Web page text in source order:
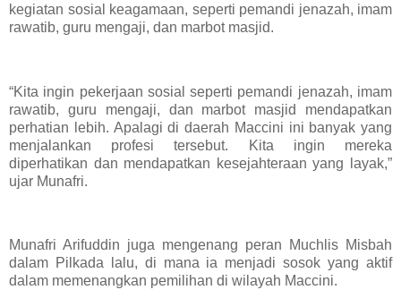
kegiatan sosial keagamaan, seperti pemandi jenazah, imam
rawatib, guru mengaji, dan marbot masjid.
“Kita ingin pekerjaan sosial seperti pemandi jenazah, imam
rawatib, guru mengaji, dan marbot masjid mendapatkan
perhatian lebih. Apalagi di daerah Maccini ini banyak yang
menjalankan profesi tersebut. Kita ingin mereka
diperhatikan dan mendapatkan kesejahteraan yang layak,”
ujar Munafri.
Munafri Arifuddin juga mengenang peran Muchlis Misbah
dalam Pilkada lalu, di mana ia menjadi sosok yang aktif
dalam memenangkan pemilihan di wilayah Maccini.